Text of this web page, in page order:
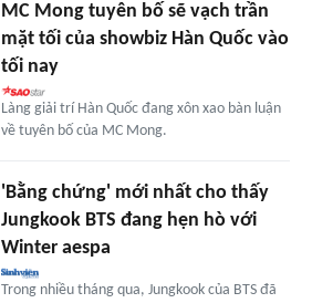
MC Mong tuyên bố sẽ vạch trần
mặt tối của showbiz Hàn Quốc vào
tối nay
Làng giải trí Hàn Quốc đang xôn xao bàn luận
về tuyên bố của MC Mong.
'Bằng chứng' mới nhất cho thấy
Jungkook BTS đang hẹn hò với
Winter aespa
Trong nhiều tháng qua, Jungkook của BTS đã